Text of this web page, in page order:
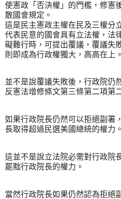
使憲政「否決權」的門檻，修憲
散國會規定。
這是民主憲政主權在民及三權分
代表民意的國會具有立法權，法
礙難行時，可提出覆議，覆議失
則即成為行政權獨大，高高在上。
並不是說覆議失敗後，行政院仍
反憲法增修條文第三條第二項第
如果行政院長仍然可以拒絕副署
長取得超過民選美國總統的權力。
這並不是說立法院必需對行政院
罷黜行政院長的權力。
當然行政院長如果仍然認為拒絕